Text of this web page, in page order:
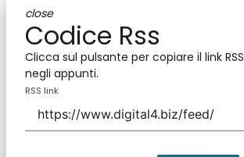
close
Codice Rss
Clicca sul pulsante per copiare il link RSS
negli appunti.
RSS link